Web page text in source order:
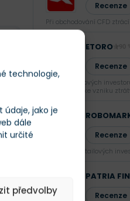
technologie,
jako je
dále
určité
předvolby
Recenze
Při obchodování CFD ztrácí
ETORO
Recenze
U 52 % retailových
společnosti ke vzniku
Recenze
U 66,02 % retailových
PATRIA
Recenze